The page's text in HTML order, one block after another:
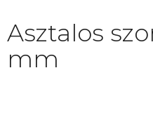
Asztalos
mm